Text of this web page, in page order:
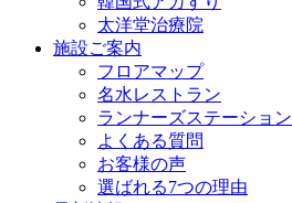
太洋堂治療院
施設ご案内
フロアマップ
名水レストラン
ランナーズステーション
よくある質問
お客様の声
選ばれる7つの理由